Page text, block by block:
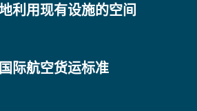
利用现有设施的空间
际航空货运标准